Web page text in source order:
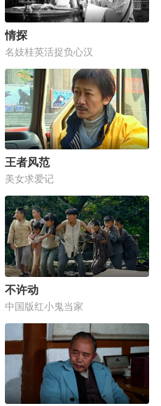
情探
名妓桂英活捉负心汉
王者风范
美女求爱记
不许动
中国版红小鬼当家